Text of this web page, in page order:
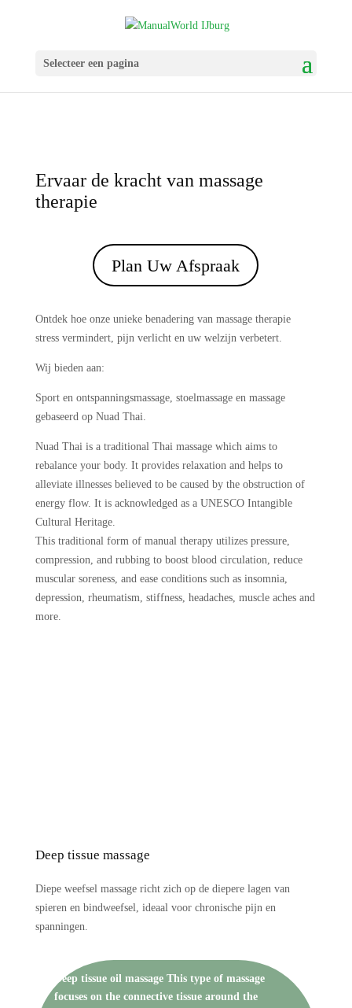
Selecteer een pagina
Ervaar de kracht van massage
therapie
Plan Uw Afspraak
Ontdek hoe onze unieke benadering van massage therapie
stress vermindert, pijn verlicht en uw welzijn verbetert.
Wij bieden aan:
Sport en ontspanningsmassage, stoelmassage en massage
gebaseerd op Nuad Thai.
Nuad Thai is a traditional Thai massage which aims to
rebalance your body. It provides relaxation and helps to
alleviate illnesses believed to be caused by the obstruction of
energy flow. It is acknowledged as a UNESCO Intangible
Cultural Heritage.
This traditional form of manual therapy utilizes pressure,
compression, and rubbing to boost blood circulation, reduce
muscular soreness, and ease conditions such as insomnia,
depression, rheumatism, stiffness, headaches, muscle aches and
more.
Deep tissue massage
Diepe weefsel massage richt zich op de diepere lagen van
spieren en bindweefsel, ideaal voor chronische pijn en
spanningen.
Deep tissue oil massage This type of massage
focuses on the connective tissue around the